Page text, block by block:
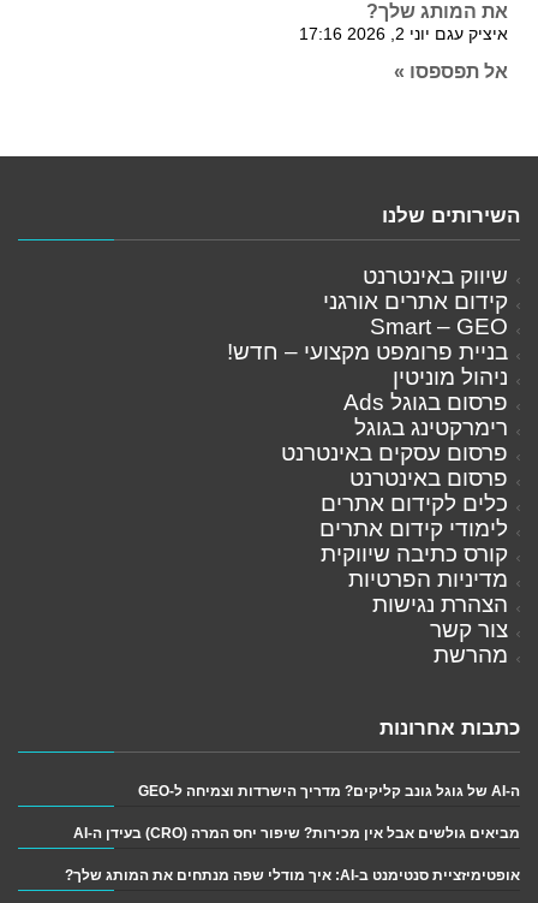
את המותג שלך?
איציק עגם יוני 2, 2026 17:16
אל תפספסו »
השירותים שלנו
שיווק באינטרנט
קידום אתרים אורגני
Smart – GEO
בניית פרומפט מקצועי – חדש!
ניהול מוניטין
פרסום בגוגל Ads
רימרקטינג בגוגל
פרסום עסקים באינטרנט
פרסום באינטרנט
כלים לקידום אתרים
לימודי קידום אתרים
קורס כתיבה שיווקית
מדיניות הפרטיות
הצהרת נגישות
צור קשר
מהרשת
כתבות אחרונות
ה-AI של גוגל גונב קליקים? מדריך הישרדות וצמיחה ל-GEO
מביאים גולשים אבל אין מכירות? שיפור יחס המרה (CRO) בעידן ה-AI
אופטימיזציית סנטימנט ב-AI: איך מודלי שפה מנתחים את המותג שלך?